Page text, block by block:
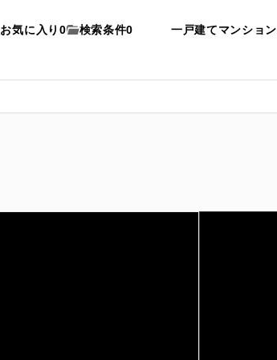
一戸建てマンション
お気に入り 0 検索条件0